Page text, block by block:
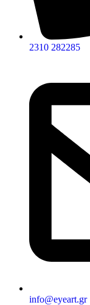
2310 282285
info@eyeart.gr